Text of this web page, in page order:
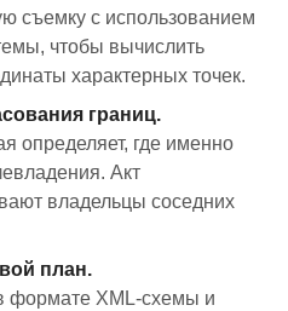
съемку с использованием
чтобы вычислить
характерных точек.
границ.
определяет, где именно
Акт
владельцы соседних
план.
формате XML-схемы и